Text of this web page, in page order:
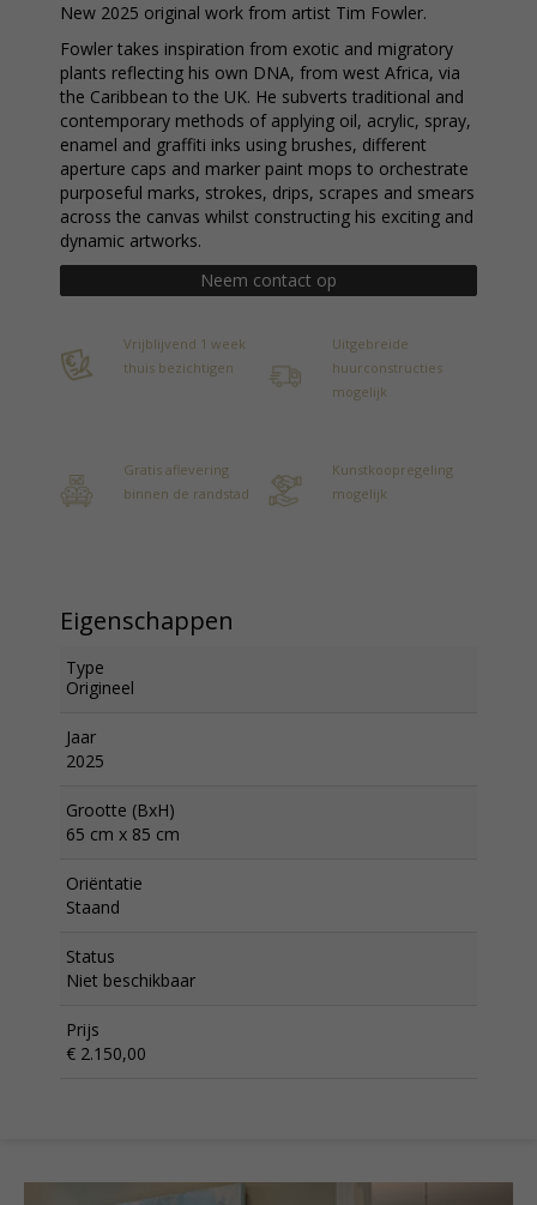
New 2025 original work from artist Tim Fowler.
Fowler takes inspiration from exotic and migratory
plants reflecting his own DNA, from west Africa, via
the Caribbean to the UK. He subverts traditional and
contemporary methods of applying oil, acrylic, spray,
enamel and graffiti inks using brushes, different
aperture caps and marker paint mops to orchestrate
purposeful marks, strokes, drips, scrapes and smears
across the canvas whilst constructing his exciting and
dynamic artworks.
Neem contact op
Vrijblijvend 1 week
thuis bezichtigen
Uitgebreide
huurconstructies
mogelijk
Gratis aflevering
binnen de randstad
Kunstkoopregeling
mogelijk
Eigenschappen
Type
Origineel
Jaar
2025
Grootte (BxH)
65 cm x 85 cm
Oriëntatie
Staand
Status
Niet beschikbaar
Prijs
€ 2.150,00